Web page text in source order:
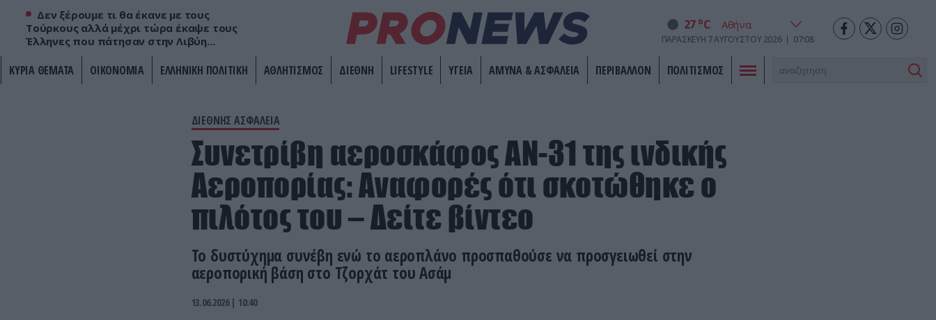
Δεν ξέρουμε τι θα έκανε με τους
Τούρκους αλλά μέχρι τώρα έκαψε τους
Έλληνες που πάτησαν στην Λιβύη...
27 oC
ΠΑΡΑΣΚΕΥΉ 7ΑΥΓΟΎΣΤΟΥ 2026 07:08
ΚΥΡΙΑ ΘΕΜΑΤΑ ΟΙΚΟΝΟΜΙΑ ΕΛΛΗΝΙΚΗ ΠΟΛΙΤΙΚΗ ΑΘΛΗΤΙΣΜΟΣ ΔΙΕΘΝΗ LIFESTYLE ΥΓΕΙΑ ΑΜΥΝΑ & ΑΣΦΑΛΕΙΑ ΠΕΡΙΒΑΛΛΟΝ ΠΟΛΙΤΙΣΜΟΣ
ΔΙΕΘΝΗΣ ΑΣΦΑΛΕΙΑ
Συνετρίβη αεροσκάφος AN-31 της ινδικής
Αεροπορίας: Αναφορές ότι σκοτώθηκε ο
πιλότος του – Δείτε βίντεο
Το δυστύχημα συνέβη ενώ το αεροπλάνο προσπαθούσε να προσγειωθεί στην
αεροπορική βάση στο Τζορχάτ του Ασάμ
13.06.2026 | 10:40